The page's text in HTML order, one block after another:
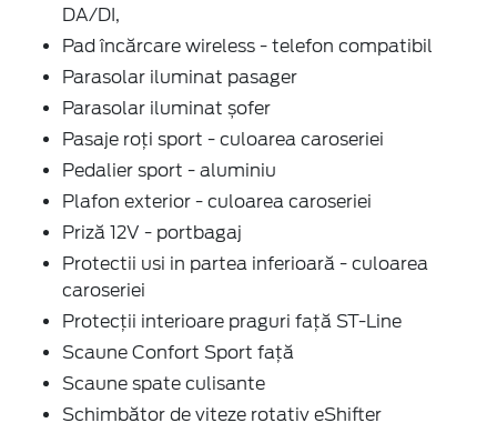
DA/DI,
Pad încărcare wireless - telefon compatibil
Parasolar iluminat pasager
Parasolar iluminat șofer
Pasaje roți sport - culoarea caroseriei
Pedalier sport - aluminiu
Plafon exterior - culoarea caroseriei
Priză 12V - portbagaj
Protectii usi in partea inferioară - culoarea
caroseriei
Protecții interioare praguri față ST-Line
Scaune Confort Sport față
Scaune spate culisante
Schimbător de viteze rotativ eShifter